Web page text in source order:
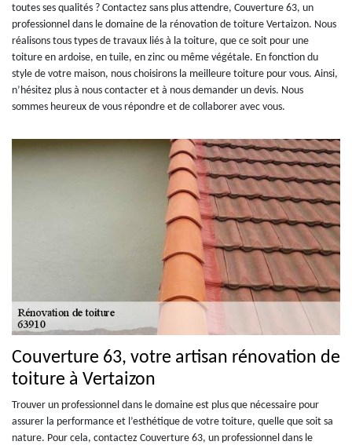
toutes ses qualités ? Contactez sans plus attendre, Couverture 63, un
professionnel dans le domaine de la rénovation de toiture Vertaizon. Nous
réalisons tous types de travaux liés à la toiture, que ce soit pour une
toiture en ardoise, en tuile, en zinc ou même végétale. En fonction du
style de votre maison, nous choisirons la meilleure toiture pour vous. Ainsi,
n’hésitez plus à nous contacter et à nous demander un devis. Nous
sommes heureux de vous répondre et de collaborer avec vous.
Couverture 63, votre artisan rénovation de
toiture à Vertaizon
Trouver un professionnel dans le domaine est plus que nécessaire pour
assurer la performance et l’esthétique de votre toiture, quelle que soit sa
nature. Pour cela, contactez Couverture 63, un professionnel dans le